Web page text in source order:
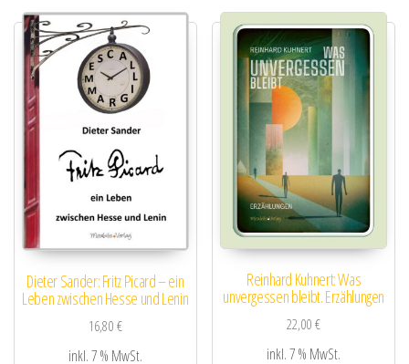
Dieter Sander: Fritz Picard – ein
Leben zwischen Hesse und Lenin
16,80€
inkl. 7 % MwSt.
Reinhard Kuhnert: Was
unvergessen bleibt. Erzählungen
22,00€
inkl. 7 % MwSt.